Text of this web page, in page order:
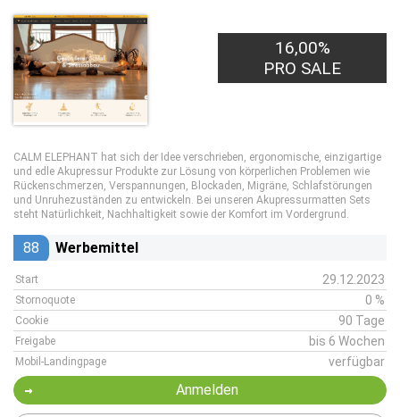
16,00%
PRO SALE
CALM ELEPHANT hat sich der Idee verschrieben, ergonomische, einzigartige
und edle Akupressur Produkte zur Lösung von körperlichen Problemen wie
Rückenschmerzen, Verspannungen, Blockaden, Migräne, Schlafstörungen
und Unruhezuständen zu entwickeln. Bei unseren Akupressurmatten Sets
steht Natürlichkeit, Nachhaltigkeit sowie der Komfort im Vordergrund.
88 Werbemittel
Start 29.12.2023
Stornoquote 0 %
Cookie 90 Tage
Freigabe bis 6 Wochen
Mobil-Landingpage verfügbar
Anmelden